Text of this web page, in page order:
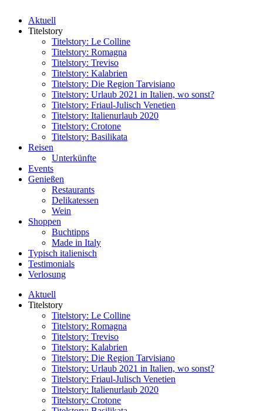
Aktuell
Titelstory
Titelstory: Le Colline
Titelstory: Romagna
Titelstory: Treviso
Titelstory: Kalabrien
Titelstory: Die Region Tarvisiano
Titelstory: Urlaub 2021 in Italien, wo sonst?
Titelstory: Friaul-Julisch Venetien
Titelstory: Italienurlaub 2020
Titelstory: Crotone
Titelstory: Basilikata
Reisen
Unterkünfte
Events
Genießen
Restaurants
Delikatessen
Wein
Shoppen
Buchtipps
Made in Italy
Typisch italienisch
Testimonials
Verlosung
Aktuell
Titelstory
Titelstory: Le Colline
Titelstory: Romagna
Titelstory: Treviso
Titelstory: Kalabrien
Titelstory: Die Region Tarvisiano
Titelstory: Urlaub 2021 in Italien, wo sonst?
Titelstory: Friaul-Julisch Venetien
Titelstory: Italienurlaub 2020
Titelstory: Crotone